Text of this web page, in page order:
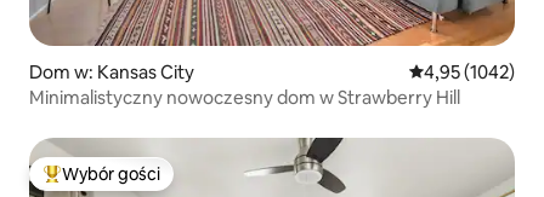
Dom w: Kansas City Średnia ocena:
4,95 (1042)
Minimalistyczny nowoczesny dom w Strawberry Hill
Najpopularniejsze z kategorii Wybór gości
Wybór gości